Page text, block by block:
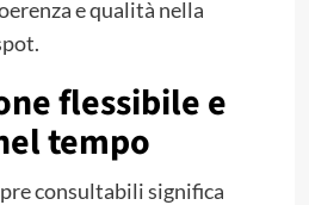
e qualità nella
flessibile e
tempo
consultabili significa